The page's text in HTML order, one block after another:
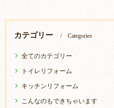
カテゴリー Categories
全てのカテゴリー
トイレリフォーム
キッチンリフォーム
こんなのもできちゃいます